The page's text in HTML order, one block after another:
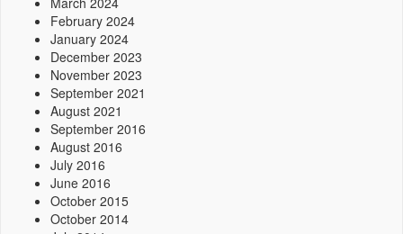
February 2024
January 2024
December 2023
November 2023
September 2021
August 2021
September 2016
August 2016
July 2016
June 2016
October 2015
October 2014